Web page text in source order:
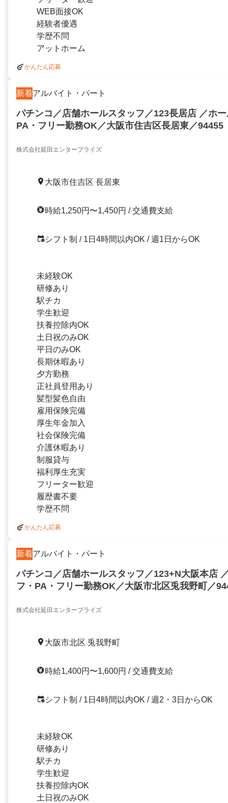
WEB面接OK
経験者優遇
学歴不問
アットホーム
かんたん応募
新着アルバイト・パート
パチンコ／店舗ホールスタッフ／123長居店 ／ホ
PA・フリー勤務OK／大阪市住吉区長居東／94455
株式会社延田エンタープライズ
大阪市住吉区 長居東
時給1,250円〜1,450円 / 交通費支給
シフト制 / 1日4時間以内OK / 週1日からOK
未経験OK
研修あり
駅チカ
学生歓迎
扶養控除内OK
土日祝のみOK
平日のみOK
長期休暇あり
夕方勤務
正社員登用あり
髪型髪色自由
雇用保険完備
厚生年金加入
社会保険完備
介護休暇あり
制服貸与
福利厚生充実
フリーター歓迎
履歴書不要
学歴不問
かんたん応募
新着アルバイト・パート
パチンコ／店舗ホールスタッフ／123+N大阪本店
フ・PA・フリー勤務OK／大阪市北区兎我野町／
株式会社延田エンタープライズ
大阪市北区 兎我野町
時給1,400円〜1,600円 / 交通費支給
シフト制 / 1日4時間以内OK / 週2・3日からOK
未経験OK
研修あり
駅チカ
学生歓迎
扶養控除内OK
土日祝のみOK